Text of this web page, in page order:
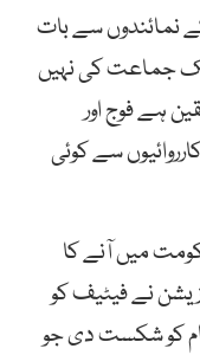
نمائندوں سے بات
جماعت کی نہیں
ہے فوج اور
سے کوئی
میں آنے کا
نے فیٹیف کو
کو شکست دی جو